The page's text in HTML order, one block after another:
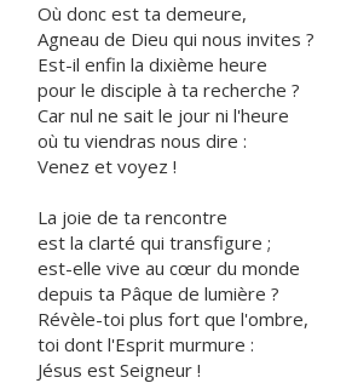
Où donc est ta demeure,
Agneau de Dieu qui nous invites ?
Est-il enfin la dixième heure
pour le disciple à ta recherche ?
Car nul ne sait le jour ni l'heure
où tu viendras nous dire :
Venez et voyez !
La joie de ta rencontre
est la clarté qui transfigure ;
est-elle vive au cœur du monde
depuis ta Pâque de lumière ?
Révèle-toi plus fort que l'ombre,
toi dont l'Esprit murmure :
Jésus est Seigneur !